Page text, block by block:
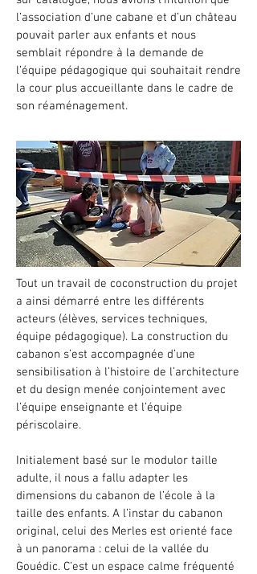
l’association d’une cabane et d’un château
pouvait parler aux enfants et nous
semblait répondre à la demande de
l’équipe pédagogique qui souhaitait rendre
la cour plus accueillante dans le cadre de
son réaménagement.
Tout un travail de coconstruction du projet
a ainsi démarré entre les différents
acteurs (élèves, services techniques,
équipe pédagogique). La construction du
cabanon s’est accompagnée d’une
sensibilisation à l’histoire de l’architecture
et du design menée conjointement avec
l’équipe enseignante et l’équipe
périscolaire.
Initialement basé sur le modulor taille
adulte, il nous a fallu adapter les
dimensions du cabanon de l’école à la
taille des enfants. A l’instar du cabanon
original, celui des Merles est orienté face
à un panorama : celui de la vallée du
Gouédic. C’est un espace calme fréquenté